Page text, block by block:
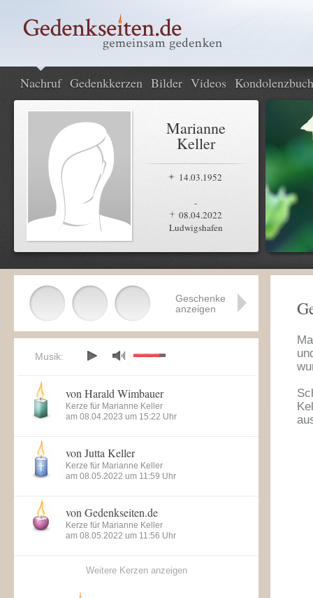
Nachruf Gedenkkerzen Bilder Videos Kondolenzbuch
Marianne
Keller
14.03.1952
-
08.04.2022
Ludwigshafen
Geschenke
anzeigen
Musik:
von Harald Wimbauer
Kerze für Marianne Keller
am 08.04.2023 um 15:22 Uhr
von Jutta Keller
Kerze für Marianne Keller
am 08.05.2022 um 11:59 Uhr
von Gedenkseiten.de
Kerze für Marianne Keller
am 08.05.2022 um 11:56 Uhr
Weitere Kerzen anzeigen